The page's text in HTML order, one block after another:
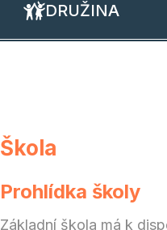
DRUŽINA
Škola
Prohlídka školy
Základní škola má k